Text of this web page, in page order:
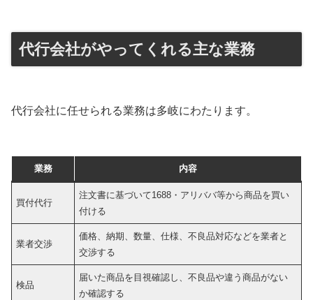
代行会社がやってくれる主な業務
代行会社に任せられる業務は多岐にわたります。
業務 内容
買付代行
注文書に基づいて1688・アリババ等から商品を買い
付ける
業者交渉
価格、納期、数量、仕様、不良品対応などを業者と
交渉する
検品
届いた商品を目視確認し、不良品や違う商品がない
か確認する